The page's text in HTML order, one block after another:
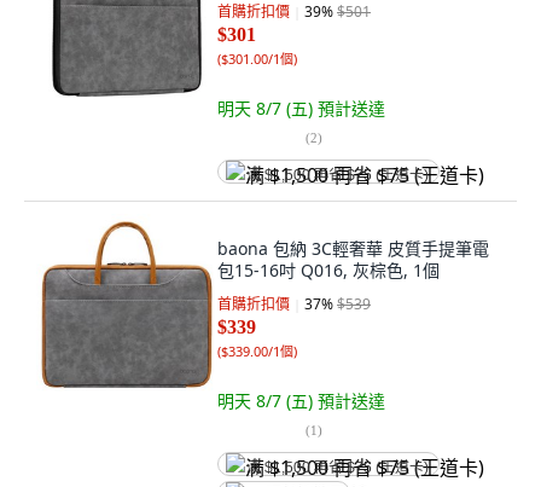
首購折扣價 39%$501
$301
($301.00/1個)
明天 8/7 (五) 預計送達
(2)
满 $1,500 再省 $75 (王道卡)
baona 包納 3C輕奢華 皮質手提筆電
包15-16吋 Q016, 灰棕色, 1個
首購折扣價 37%$539
$339
($339.00/1個)
明天 8/7 (五) 預計送達
(1)
满 $1,500 再省 $75 (王道卡)